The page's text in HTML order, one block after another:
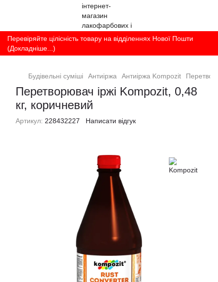
Перевіряйте цілісність товару на відділеннях Нової Пошти
(Докладніше...)
Будівельні суміші Антиіржа Антиіржа Kompozit
Перетворювач іржі Kompozit, 0,48
кг, коричневий
Артикул: 228432227 Написати відгук